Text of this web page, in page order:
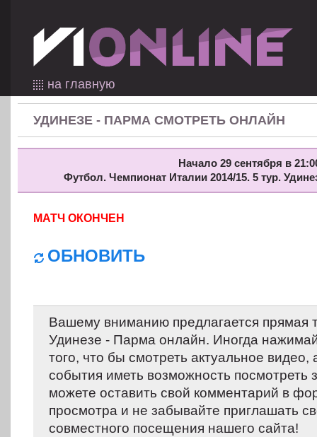
на главную
УДИНЕЗЕ - ПАРМА СМОТРЕТЬ ОНЛАЙН
Начало 29 сентября в
Футбол. Чемпионат Италии 2014/15. 5 тур.
МАТЧ ОКОНЧЕН
ОБНОВИТЬ
Вашему вниманию предлагается прямая
Удинезе - Парма онлайн. Иногда
того, что бы смотреть актуальное
события иметь возможность
можете оставить свой комментарий в
просмотра и не забывайте приглашать
совместного посещения нашего сайта!